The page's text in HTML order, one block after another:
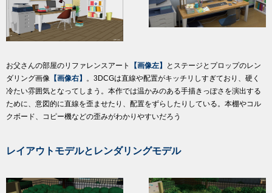
お父さんの部屋のリファレンスアート 【画像左】
とステージとプロップのレン
ダリング画像 【画像右】
。3DCGは直線や配置がキッチリしすぎており、硬く
冷たい雰囲気となってしまう。本作では温かみのある手描きっぽさを演出する
ために、意図的に直線を歪ませたり、配置をずらしたりしている。本棚やコル
クボード、コピー機などの歪みがわかりやすいだろう
レイアウトモデルとレンダリングモデル